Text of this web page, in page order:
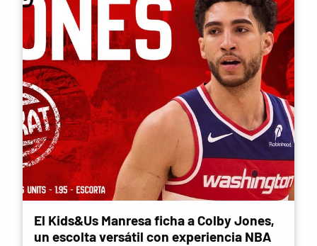
El Kids&Us Manresa ficha a Colby Jones,
un escolta versátil con experiencia NBA